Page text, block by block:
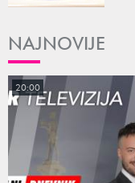
NAJNOVIJE
20:00